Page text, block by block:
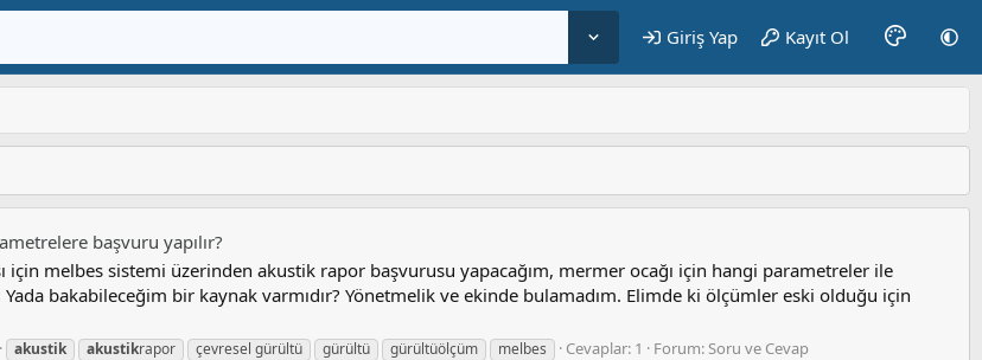
Giriş Yap Kayıt Ol
başvuru yapılır?
için melbes sistemi üzerinden akustik rapor başvurusu yapacağım, mermer ocağı için hangi parametreler ile
bakabileceğim bir kaynak varmıdır? Yönetmelik ve ekinde bulamadım. Elimde ki ölçümler eski olduğu için
akustik akustikrapor çevresel gürültü gürültü gürültüölçüm melbes Cevaplar: 1 Forum:Soru ve Cevap